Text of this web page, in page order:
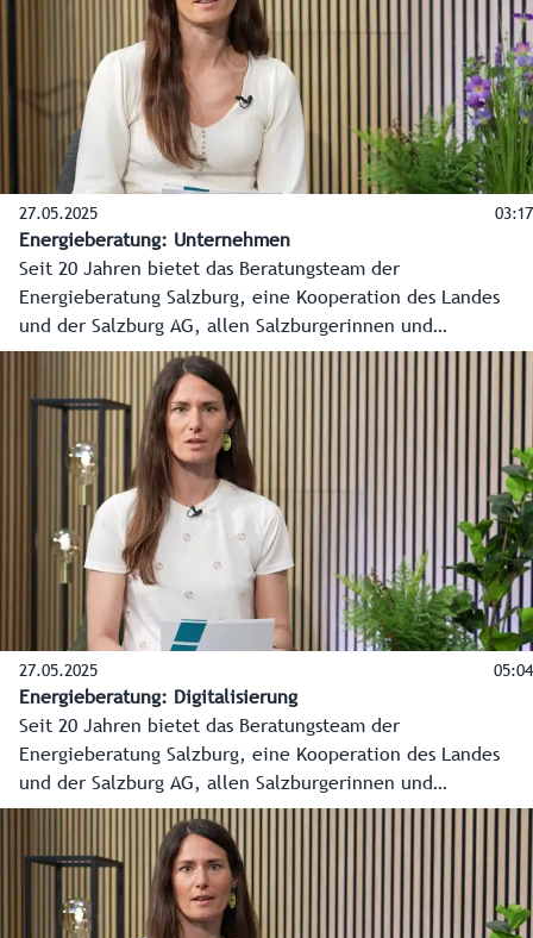
27.05.2025 03:17
Energieberatung: Unternehmen
Seit 20 Jahren bietet das Beratungsteam der
Energieberatung Salzburg, eine Kooperation des Landes
und der Salzburg AG, allen Salzburgerinnen und
Salzburgern kostenlose, produktneutrale und unabhängige
Beratung in allen Energiefragen an. In diesem Video erklärt
Energieberater Andreas Schmidt die Möglichkeiten für
Unternehmen.
27.05.2025 05:04
Energieberatung: Digitalisierung
Seit 20 Jahren bietet das Beratungsteam der
Energieberatung Salzburg, eine Kooperation des Landes
und der Salzburg AG, allen Salzburgerinnen und
Salzburgern kostenlose, produktneutrale und unabhängige
Beratung in allen Energiefragen an. In diesem Video erklärt
Energieberater Georg Thor die digitale
Informationsbeschaffung im Rahmen der Energieberatung
und was alles digital abläuft.